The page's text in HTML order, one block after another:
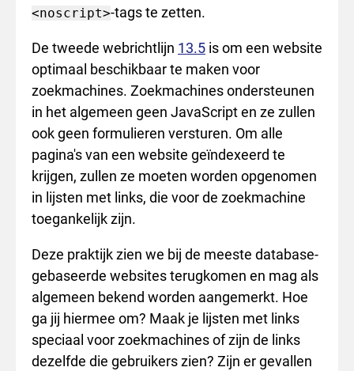
<noscript>-tags te zetten.
De tweede webrichtlijn 13.5 is om een website
optimaal beschikbaar te maken voor
zoekmachines. Zoekmachines ondersteunen
in het algemeen geen JavaScript en ze zullen
ook geen formulieren versturen. Om alle
pagina's van een website geïndexeerd te
krijgen, zullen ze moeten worden opgenomen
in lijsten met links, die voor de zoekmachine
toegankelijk zijn.
Deze praktijk zien we bij de meeste database-
gebaseerde websites terugkomen en mag als
algemeen bekend worden aangemerkt. Hoe
ga jij hiermee om? Maak je lijsten met links
speciaal voor zoekmachines of zijn de links
dezelfde die gebruikers zien? Zijn er gevallen